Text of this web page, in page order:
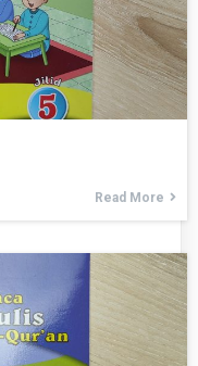
Read More